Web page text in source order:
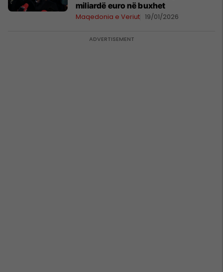
miliardë euro në buxhet
Maqedonia e Veriut 19/01/2026